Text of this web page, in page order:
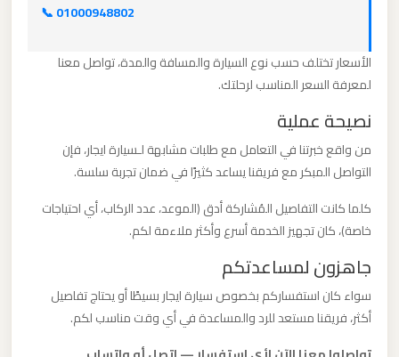
📞 01000948802
الأسعار تختلف حسب نوع السيارة والمسافة والمدة، تواصل معنا
لمعرفة السعر المناسب لرحلتك.
نصيحة عملية
من واقع خبرتنا في التعامل مع طلبات مشابهة لـسيارة ايجار، فإن
التواصل المبكر مع فريقنا يساعد كثيرًا في ضمان تجربة سلسة.
كلما كانت التفاصيل المُشاركة أدق (الموعد، عدد الركاب، أي احتياجات
خاصة)، كان تجهيز الخدمة أسرع وأكثر ملاءمة لكم.
جاهزون لمساعدتكم
سواء كان استفساركم بخصوص سيارة ايجار بسيطًا أو يحتاج تفاصيل
أكثر، فريقنا مستعد للرد والمساعدة في أي وقت مناسب لكم.
ليموزين
مطار
العرب
ليموزين
مطار
القاهرة
اسكندرية